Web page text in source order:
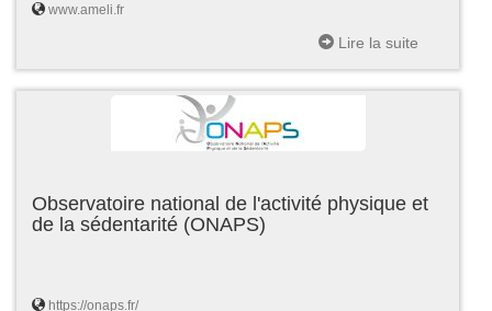
www.ameli.fr
Lire la suite
Observatoire national de l'activité physique et
de la sédentarité (ONAPS)
https://onaps.fr/